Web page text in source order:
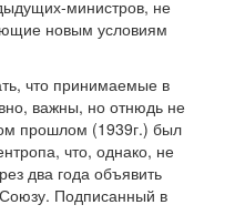
министров, не
новым условиям
что принимаемые в
важны, но отнюдь не
прошлом (1939г.) был
что, однако, не
два года объявить
Подписанный в